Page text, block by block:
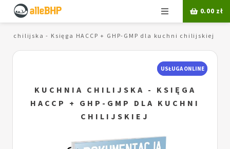
Menu 0.00 zł
chilijska - Księga HACCP + GHP-GMP dla kuchni chilijskiej
USŁUGA ONLINE
KUCHNIA CHILIJSKA - KSIĘGA
HACCP + GHP-GMP DLA KUCHNI
CHILIJSKIEJ